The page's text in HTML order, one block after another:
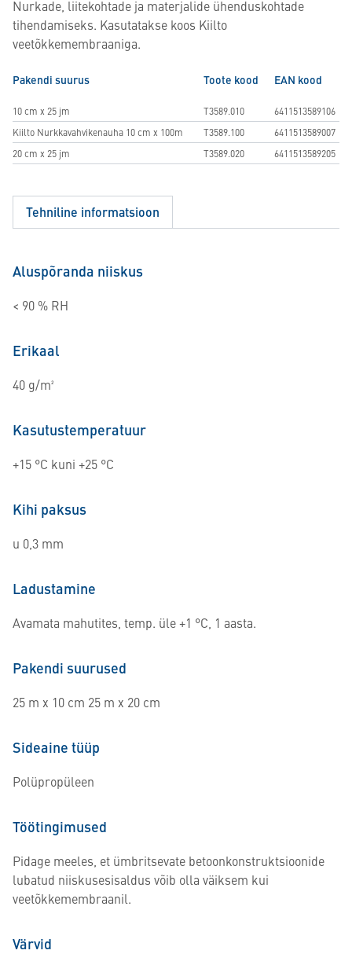
Nurkade, liitekohtade ja materjalide ühenduskohtade
tihendamiseks. Kasutatakse koos Kiilto
veetõkkemembraaniga.
Pakendi suurus Toote kood EAN kood
10 cm x 25 jm T3589.010
6411513589106
Kiilto Nurkkavahvikenauha 10 cm x 100m
T3589.100
6411513589007
20 cm x 25 jm
T3589.020 6411513589205
Tehniline informatsioon
Aluspõranda niiskus
< 90 % RH
Erikaal
40 g/m²
Kasutustemperatuur
+15 °C kuni +25 °C
Kihi paksus
u 0,3 mm
Ladustamine
Avamata mahutites, temp. üle +1 °C, 1 aasta.
Pakendi suurused
25 m x 10 cm 25 m x 20 cm
Sideaine tüüp
Polüpropüleen
Töötingimused
Pidage meeles, et ümbritsevate betoonkonstruktsioonide
lubatud niiskusesisaldus võib olla väiksem kui
veetõkkemembraanil.
Värvid